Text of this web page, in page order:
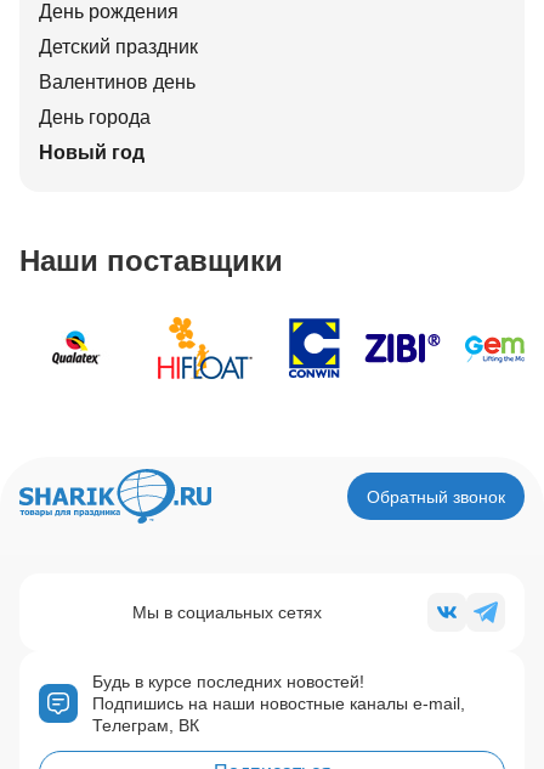
День рождения
Детский праздник
Валентинов день
День города
Новый год
Наши поставщики
Обратный звонок
Будь в курсе последних новостей!
Подпишись на наши новостные каналы e-mail,
Телеграм, ВК
Мы в социальных сетях